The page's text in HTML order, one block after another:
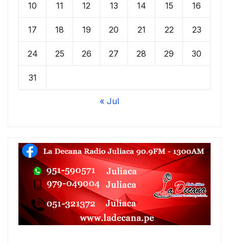
10 11 12 13 14 15 16
17 18 19 20 21 22 23
24 25 26 27 28 29 30
31
« Jul